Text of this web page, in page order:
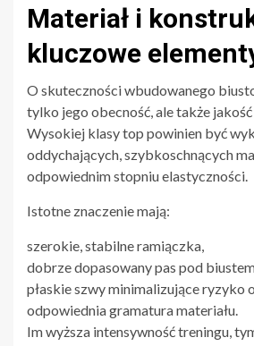
Materiał i
kluczowe
O skuteczności wbudowanego
tylko jego obecność, ale także
Wysokiej klasy top powinien być
oddychających, szybkoschnących
odpowiednim stopniu elastyczności.
Istotne znaczenie mają:
szerokie, stabilne ramiączka,
dobrze dopasowany pas pod
płaskie szwy minimalizujące ryzyko
odpowiednia gramatura materiału.
Im wyższa intensywność treningu,